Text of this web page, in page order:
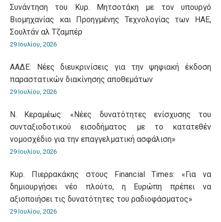
Συνάντηση του Κυρ. Μητσοτάκη με τον υπουργό
Βιομηχανίας και Προηγμένης Τεχνολογίας των ΗΑΕ,
Σουλτάν αλ Τζαμπέρ
29 Ιουλίου, 2026
ΑΑΔΕ: Νέες διευκρινίσεις για την ψηφιακή έκδοση
παραστατικών διακίνησης αποθεμάτων
29 Ιουλίου, 2026
Ν. Κεραμέως: «Νέες δυνατότητες ενίσχυσης του
συνταξιοδοτικού εισοδήματος με το κατατεθέν
νομοσχέδιο για την επαγγελματική ασφάλιση»
29 Ιουλίου, 2026
Κυρ. Πιερρακάκης στους Financial Times: «Για να
δημιουργήσει νέο πλούτο, η Ευρώπη πρέπει να
αξιοποιήσει τις δυνατότητες του ραδιοφάσματος»
29 Ιουλίου, 2026